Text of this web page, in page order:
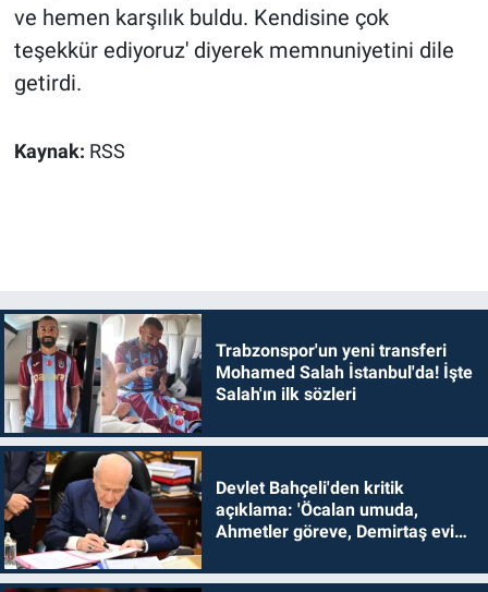
ve hemen karşılık buldu. Kendisine çok
teşekkür ediyoruz' diyerek memnuniyetini dile
getirdi.
Kaynak: RSS
Trabzonspor'un yeni transferi
Mohamed Salah İstanbul'da! İşte
Salah'ın ilk sözleri
Devlet Bahçeli'den kritik
açıklama: 'Öcalan umuda,
Ahmetler göreve, Demirtaş evine